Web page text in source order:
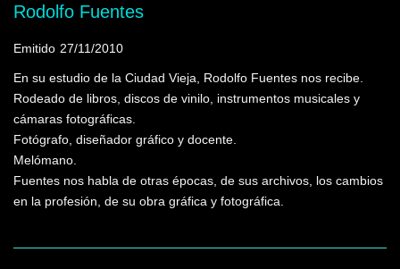
Rodolfo Fuentes
Emitido 27/11/2010
En su estudio de la Ciudad Vieja, Rodolfo Fuentes nos recibe.
Rodeado de libros, discos de vinilo, instrumentos musicales y
cámaras fotográficas.
Fotógrafo, diseñador gráfico y docente.
Melómano.
Fuentes nos habla de otras épocas, de sus archivos, los cambios
en la profesión, de su obra gráfica y fotográfica.